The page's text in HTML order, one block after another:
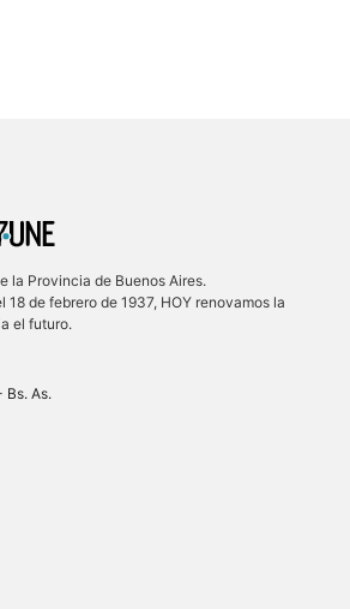
la Provincia de Buenos Aires.
18 de febrero de 1937, HOY renovamos la
el futuro.
Bs. As.